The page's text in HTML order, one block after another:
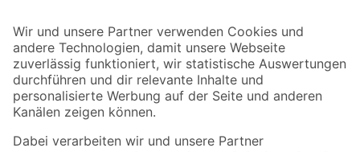
Der toom Newsletter: Keine Angebote und Aktionen mehr verpassen!
Zur Newsletter Anmeldung
Folge uns